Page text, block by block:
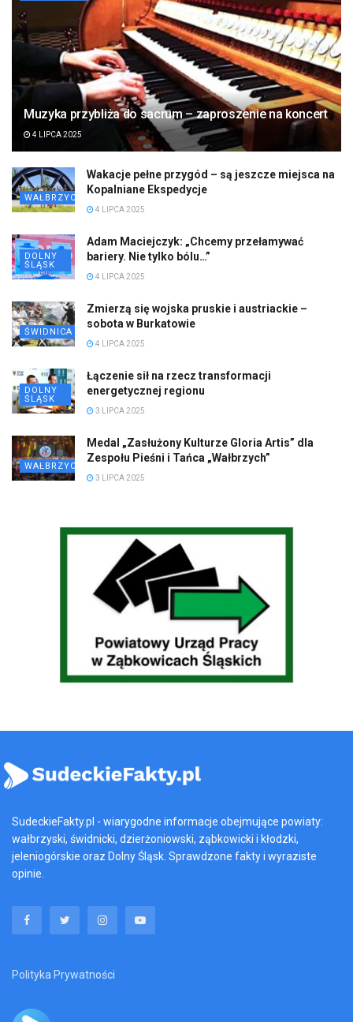
Muzyka przybliża do sacrum – zaproszenie na koncert
4 LIPCA 2025
WAŁBRZYCH
Wakacje pełne przygód – są jeszcze miejsca na
Kopalniane Ekspedycje
4 LIPCA 2025
DOLNY
ŚLĄSK
Adam Maciejczyk: „Chcemy przełamywać
bariery. Nie tylko bólu…”
4 LIPCA 2025
ŚWIDNICA
Zmierzą się wojska pruskie i austriackie –
sobota w Burkatowie
4 LIPCA 2025
DOLNY
ŚLĄSK
Łączenie sił na rzecz transformacji
energetycznej regionu
3 LIPCA 2025
WAŁBRZYCH
Medal „Zasłużony Kulturze Gloria Artis” dla
Zespołu Pieśni i Tańca „Wałbrzych”
3 LIPCA 2025
SudeckieFakty.pl - wiarygodne informacje obejmujące powiaty:
wałbrzyski, świdnicki, dzierżoniowski, ząbkowicki i kłodzki,
jeleniogórskie oraz Dolny Śląsk. Sprawdzone fakty i wyraziste
opinie.
Polityka Prywatności